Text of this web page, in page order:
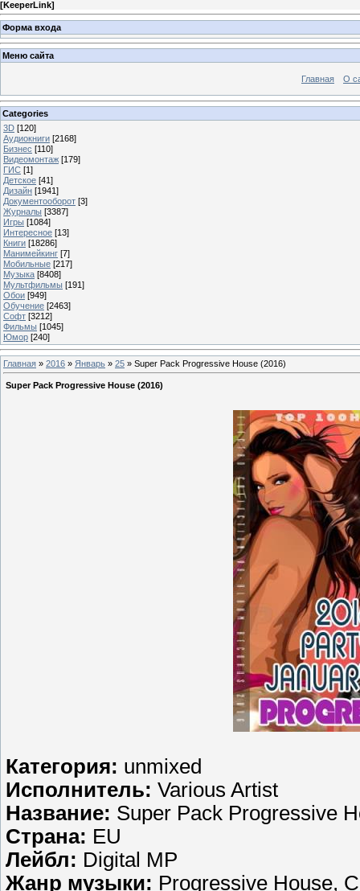
[KeeperLink]
Форма входа
Меню сайта
Главная О
Categories
3D [120]
Аудиокниги [2168]
Бизнес [110]
Видеомонтаж [179]
ГИС [1]
Детское [41]
Дизайн [1941]
Документооборот [3]
Журналы [3387]
Игры [1084]
Интересное [13]
Книги [18286]
Манимейкинг [7]
Мобильные [217]
Музыка [8408]
Мультфильмы [191]
Обои [949]
Обучение [2463]
Софт [3212]
Фильмы [1045]
Юмор [240]
Главная » 2016 » Январь » 25 » Super Pack Progressive House (2016)
Super Pack Progressive House (2016)
Категория: unmixed
Исполнитель: Various Artist
Название: Super Pack Progressive
Страна: EU
Лейбл: Digital MP
Жанр музыки: Progressive House,